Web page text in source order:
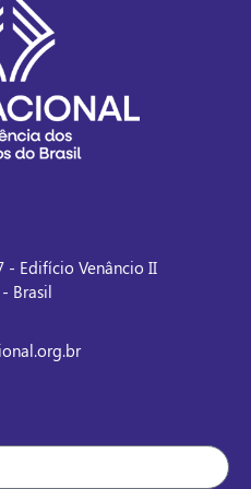
- Edifício Venâncio II
Brasil